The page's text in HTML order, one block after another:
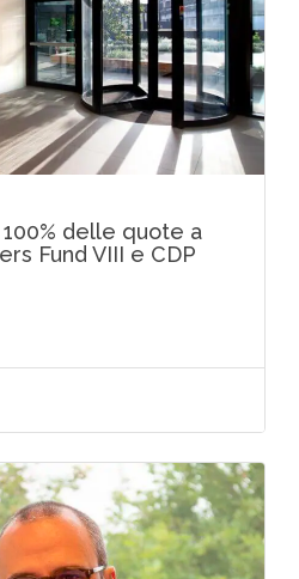
delle quote a
Fund VIII e CDP